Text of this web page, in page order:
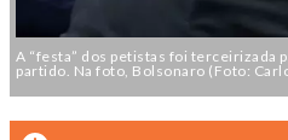
A “festa” dos petistas foi terceirizada
partido. Na foto, Bolsonaro (Foto: